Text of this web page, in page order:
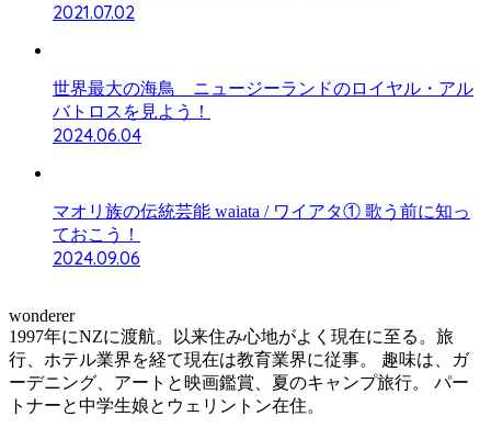
2021.07.02
世界最大の海鳥 ニュージーランドのロイヤル・アル
バトロスを見よう！
2024.06.04
マオリ族の伝統芸能 waiata / ワイアタ① 歌う前に知っ
ておこう！
2024.09.06
wonderer
1997年にNZに渡航。以来住み心地がよく現在に至る。旅
行、ホテル業界を経て現在は教育業界に従事。 趣味は、ガ
ーデニング、アートと映画鑑賞、夏のキャンプ旅行。 パー
トナーと中学生娘とウェリントン在住。